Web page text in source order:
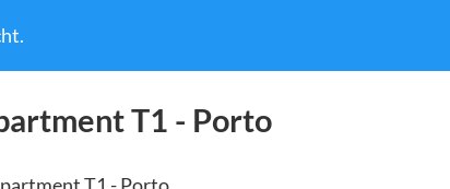
T1 - Porto